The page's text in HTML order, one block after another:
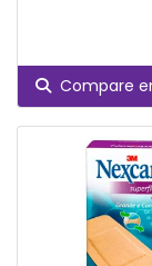
Compare